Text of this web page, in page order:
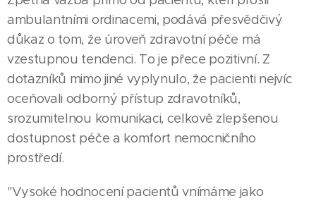
ambulantními ordinacemi, podává přesvědčivý
důkaz o tom, že úroveň zdravotní péče má
vzestupnou tendenci. To je přece pozitivní. Z
dotazníků mimo jiné vyplynulo, že pacienti nejvíc
oceňovali odborný přístup zdravotníků,
srozumitelnou komunikaci, celkově zlepšenou
dostupnost péče a komfort nemocničního
prostředí.
"Vysoké hodnocení pacientů vnímáme jako